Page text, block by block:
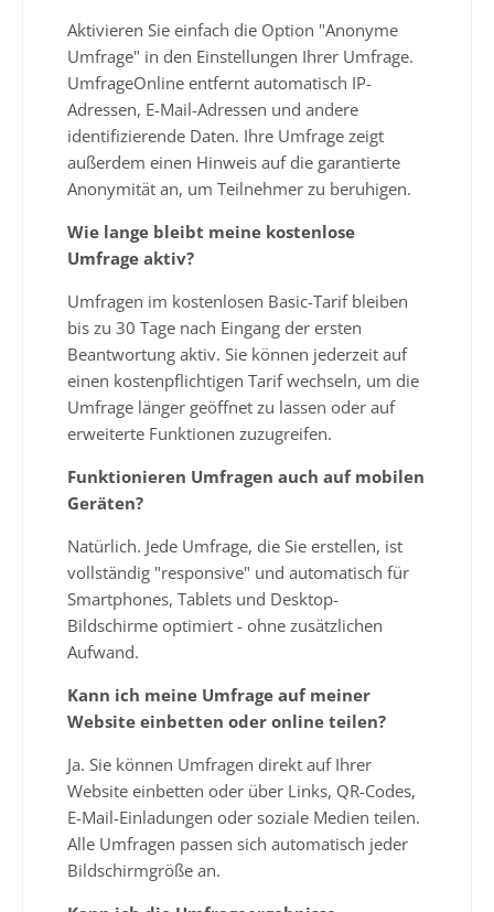
Aktivieren Sie einfach die Option "Anonyme
Umfrage" in den Einstellungen Ihrer Umfrage.
UmfrageOnline entfernt automatisch IP-
Adressen, E-Mail-Adressen und andere
identifizierende Daten. Ihre Umfrage zeigt
außerdem einen Hinweis auf die garantierte
Anonymität an, um Teilnehmer zu beruhigen.
Wie lange bleibt meine kostenlose
Umfrage aktiv?
Umfragen im kostenlosen Basic-Tarif bleiben
bis zu 30 Tage nach Eingang der ersten
Beantwortung aktiv. Sie können jederzeit auf
einen kostenpflichtigen Tarif wechseln, um die
Umfrage länger geöffnet zu lassen oder auf
erweiterte Funktionen zuzugreifen.
Funktionieren Umfragen auch auf mobilen
Geräten?
Natürlich. Jede Umfrage, die Sie erstellen, ist
vollständig "responsive" und automatisch für
Smartphones, Tablets und Desktop-
Bildschirme optimiert - ohne zusätzlichen
Aufwand.
Kann ich meine Umfrage auf meiner
Website einbetten oder online teilen?
Ja. Sie können Umfragen direkt auf Ihrer
Website einbetten oder über Links, QR-Codes,
E-Mail-Einladungen oder soziale Medien teilen.
Alle Umfragen passen sich automatisch jeder
Bildschirmgröße an.